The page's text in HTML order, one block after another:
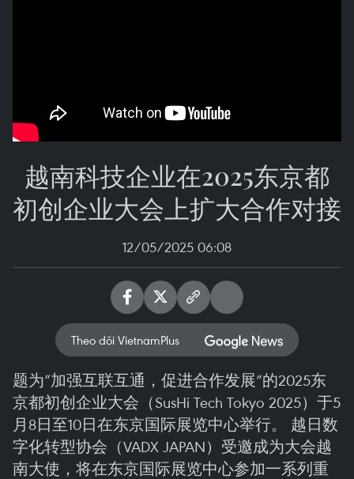
越南科技企业在2025东京都
初创企业大会上扩大合作对接
12/05/2025 06:08
Theo dõi VietnamPlus
题为“加强互联互通，促进合作发展”的2025东
京都初创企业大会（SusHi Tech Tokyo 2025）于5
月8日至10日在东京国际展览中心举行。 越日数
字化转型协会（VADX JAPAN）受邀成为大会越
南大使，将在东京国际展览中心参加一系列重